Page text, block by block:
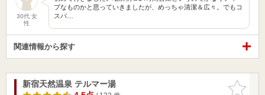
30代 女
性
プなものかと思っていきましたが、めっちゃ清潔＆広々。でもコ
スパ…
関連情報から探す
お気に入
りに追加
新宿天然温泉 テルマー湯